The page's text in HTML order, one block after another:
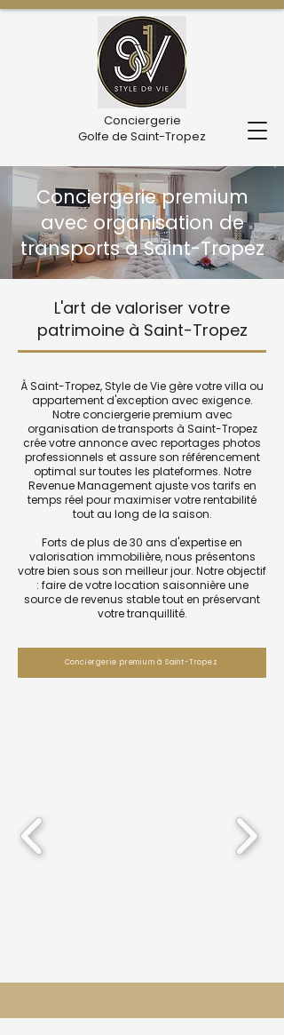
Conciergerie
Golfe de Saint-Tropez
Conciergerie premium
avec organisation de
transports à Saint-Tropez
L'art de valoriser votre
patrimoine à Saint-Tropez
À Saint-Tropez, Style de Vie gère votre villa ou
appartement d'exception avec exigence.
Notre conciergerie premium avec
organisation de transports à Saint-Tropez
crée votre annonce avec reportages photos
professionnels et assure son référencement
optimal sur toutes les plateformes. Notre
Revenue Management ajuste vos tarifs en
temps réel pour maximiser votre rentabilité
tout au long de la saison.
Forts de plus de 30 ans d'expertise en
valorisation immobilière, nous présentons
votre bien sous son meilleur jour. Notre objectif
: faire de votre location saisonnière une
source de revenus stable tout en préservant
votre tranquillité.
Conciergerie premium à Saint-Tropez